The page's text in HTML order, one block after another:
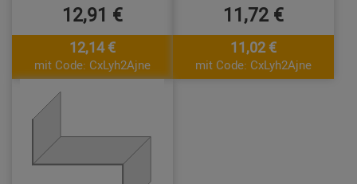
12,91 €
12,14 €
mit Code: CxLyh2Ajne
11,72 €
11,02 €
mit Code: CxLyh2Ajne